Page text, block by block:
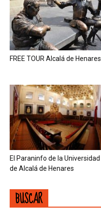
FREE TOUR Alcalá de Henares
El Paraninfo de la Universidad
de Alcalá de Henares
BUSCAR